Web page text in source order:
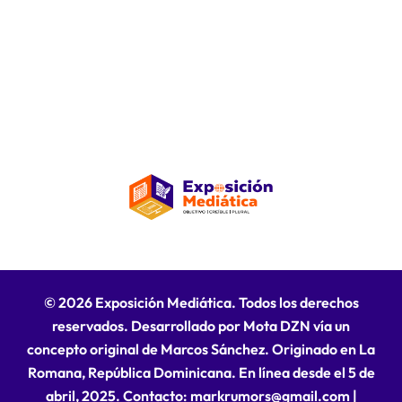
© 2026 Exposición Mediática. Todos los derechos
reservados. Desarrollado por Mota DZN vía un
concepto original de Marcos Sánchez. Originado en La
Romana, República Dominicana. En línea desde el 5 de
abril, 2025. Contacto: markrumors@gmail.com |